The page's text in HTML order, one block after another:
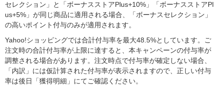
セレクション」と「ボーナスストアPlus+10%」「ボーナスストアPl
us+5%」が同じ商品に適用される場合、「ボーナスセレクション」
の高いポイント付与のみが適用されます。
Yahoo!ショッピングでは合計付与率を最大48.5%としています。ご
注文時の合計付与率が上限に達すると、本キャンペーンの付与率が
調整される場合があります。注文時点で付与率が確定しない場合、
「内訳」には仮計算された付与率が表示されますので、正しい付与
率は後日「獲得明細」にてご確認ください。